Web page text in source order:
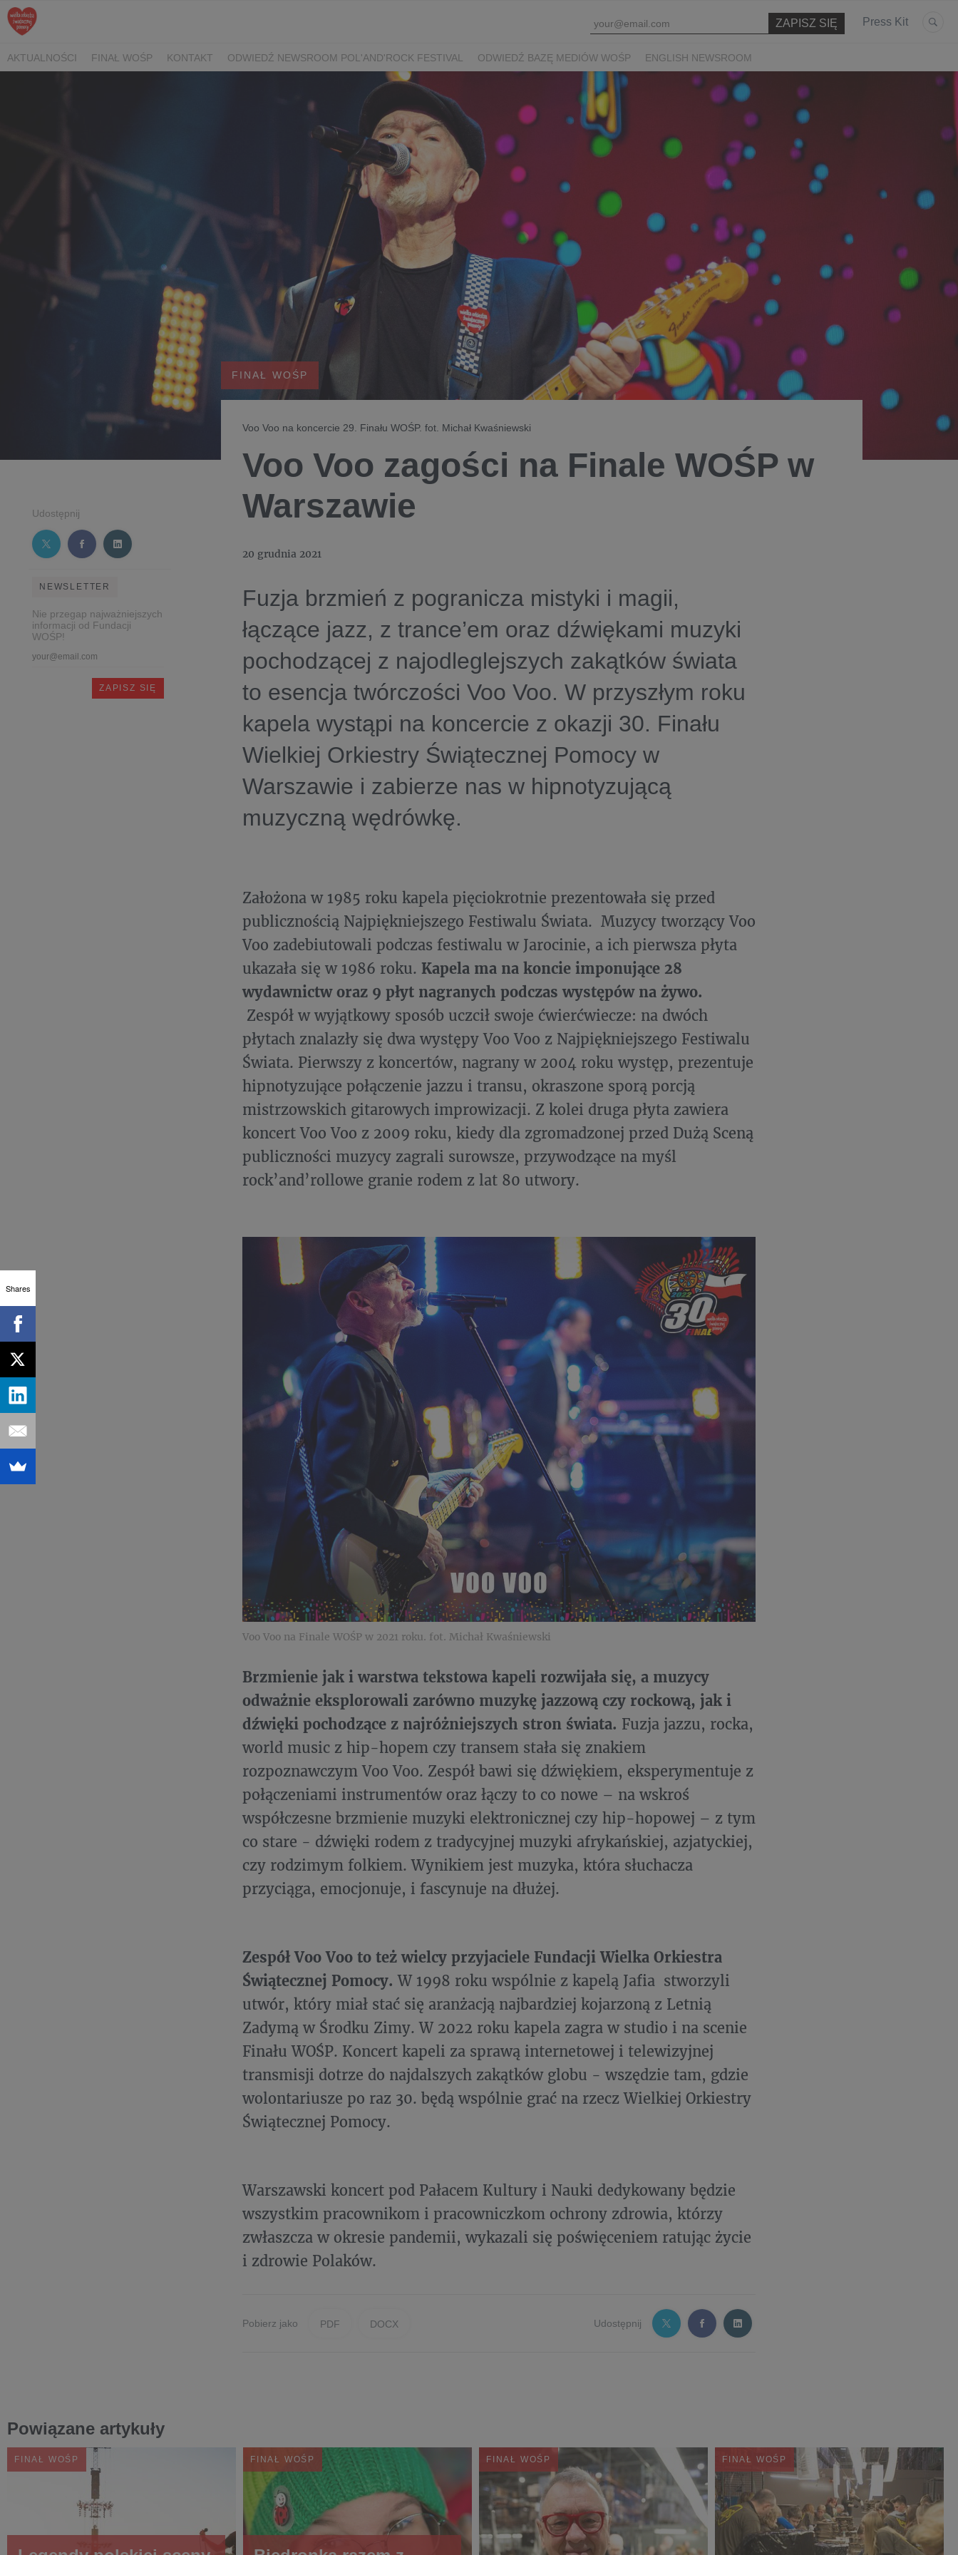
Press Kit
AKTUALNOŚCI FINAŁ WOŚP KONTAKT ODWIEDŹ NEWSROOM POL'AND'ROCK FESTIVAL ODWIEDŹ BAZĘ MEDIÓW WOŚP ENGLISH NEWSROOM
Udostępnij
NEWSLETTER
Nie przegap najważniejszych
informacji od Fundacji
WOŚP!
FINAŁ WOŚP
Voo Voo na koncercie 29. Finału WOŚP. fot. Michał Kwaśniewski
Voo Voo zagości na Finale WOŚP w
Warszawie
20 grudnia 2021
Fuzja brzmień z pogranicza mistyki i magii,
łączące jazz, z trance’em oraz dźwiękami muzyki
pochodzącej z najodleglejszych zakątków świata
to esencja twórczości Voo Voo. W przyszłym roku
kapela wystąpi na koncercie z okazji 30. Finału
Wielkiej Orkiestry Świątecznej Pomocy w
Warszawie i zabierze nas w hipnotyzującą
muzyczną wędrówkę.
Założona w 1985 roku kapela pięciokrotnie prezentowała się przed
publicznością Najpiękniejszego Festiwalu Świata. Muzycy tworzący Voo
Voo zadebiutowali podczas festiwalu w Jarocinie, a ich pierwsza płyta
ukazała się w 1986 roku. Kapela ma na koncie imponujące 28
wydawnictw oraz 9 płyt nagranych podczas występów na żywo.
Zespół w wyjątkowy sposób uczcił swoje ćwierćwiecze: na dwóch
płytach znalazły się dwa występy Voo Voo z Najpiękniejszego Festiwalu
Świata. Pierwszy z koncertów, nagrany w 2004 roku występ, prezentuje
hipnotyzujące połączenie jazzu i transu, okraszone sporą porcją
mistrzowskich gitarowych improwizacji. Z kolei druga płyta zawiera
koncert Voo Voo z 2009 roku, kiedy dla zgromadzonej przed Dużą Sceną
publiczności muzycy zagrali surowsze, przywodzące na myśl
rock’and’rollowe granie rodem z lat 80 utwory.
Voo Voo na Finale WOŚP w 2021 roku. fot. Michał Kwaśniewski
Brzmienie jak i warstwa tekstowa kapeli rozwijała się, a muzycy
odważnie eksplorowali zarówno muzykę jazzową czy rockową, jak i
dźwięki pochodzące z najróżniejszych stron świata. Fuzja jazzu, rocka,
world music z hip-hopem czy transem stała się znakiem
rozpoznawczym Voo Voo. Zespół bawi się dźwiękiem, eksperymentuje z
połączeniami instrumentów oraz łączy to co nowe – na wskroś
współczesne brzmienie muzyki elektronicznej czy hip-hopowej – z tym
co stare - dźwięki rodem z tradycyjnej muzyki afrykańskiej, azjatyckiej,
czy rodzimym folkiem. Wynikiem jest muzyka, która słuchacza
przyciąga, emocjonuje, i fascynuje na dłużej.
Zespół Voo Voo to też wielcy przyjaciele Fundacji Wielka Orkiestra
Świątecznej Pomocy. W 1998 roku wspólnie z kapelą Jafia stworzyli
utwór, który miał stać się aranżacją najbardziej kojarzoną z Letnią
Zadymą w Środku Zimy. W 2022 roku kapela zagra w studio i na scenie
Finału WOŚP. Koncert kapeli za sprawą internetowej i telewizyjnej
transmisji dotrze do najdalszych zakątków globu - wszędzie tam, gdzie
wolontariusze po raz 30. będą wspólnie grać na rzecz Wielkiej Orkiestry
Świątecznej Pomocy.
Warszawski koncert pod Pałacem Kultury i Nauki dedykowany będzie
wszystkim pracownikom i pracowniczkom ochrony zdrowia, którzy
zwłaszcza w okresie pandemii, wykazali się poświęceniem ratując życie
i zdrowie Polaków.
Pobierz jako PDF DOCX Udostępnij
Powiązane artykuły
FINAŁ WOŚP FINAŁ WOŚP FINAŁ WOŚP FINAŁ WOŚP
Shares